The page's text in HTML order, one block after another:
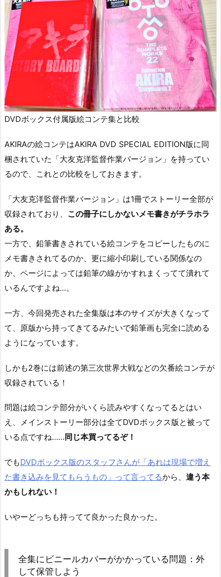
DVDボックス付属版絵コンテ集と比較
AKIRAの絵コンテはAKIRA DVD SPECIAL EDITION版に同
梱されていた「大友克洋監督作業バージョン」を持ってい
るので、これとの比較をしておきます。
「大友克洋監督作業バージョン」は1冊でストーリー全部が
収録されており、 この冊子にしかないメモ書きがチラホラ
ある。
一方で、鉛筆書きされている絵コンテをコピーしたものに
メモ書きされてるのか、更に縮小印刷している関係なの
か、ページによっては鉛筆の線がかすれまくってて潰れて
いるんですよね…。
一方、今回発売された全集版は本のサイズが大きくなって
て、原版から持ってきてるみたいで鉛筆画も完全に読める
ようになっています。
しかも2巻には前述の第三次世界大戦などの欠番絵コンテが
収録されている！
問題は絵コンテ部分がいくら読みやすくなってるとはい
え、メインストーリー部分は全てDVDボックス版と被って
いる点ですね…… 同じ本買ってるぞ！
でもDVDボックス版のスタッフさんが「あれは現場で増え
た書き込みを見てもらうもの」って言ってるから、 違う本
かもしれない！
いやーどっちも持ってて良かった良かった。
全集にビニールカバーがかかっている問題：外
して保管しよう